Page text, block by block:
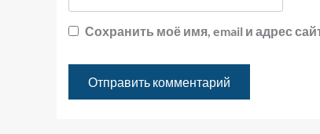
Сохранить моё имя, email и адрес